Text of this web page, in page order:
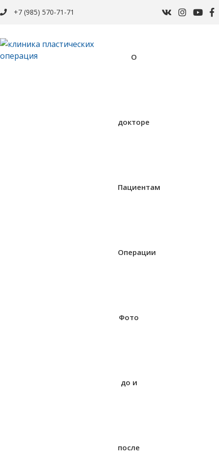
+7 (985) 570-71-71
О
докторе
Пациентам
Операции
Фото
до и
после